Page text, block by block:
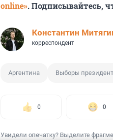
online». Подписывайтесь,
Константин
корреспондент
Аргентина Выборы
0 0
Увидели опечатку? Выделите